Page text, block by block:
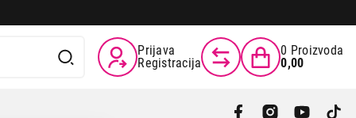
Prijava
Registracija
0 Proizvoda
0,00